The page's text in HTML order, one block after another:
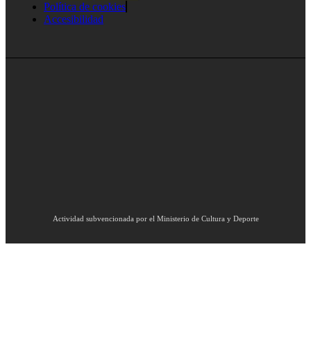
Política de cookies
Accesibilidad
Actividad subvencionada por el Ministerio de Cultura y Deporte